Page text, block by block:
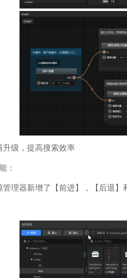
升级，提高搜索效率
：
管理器新增了【前进】，【后退